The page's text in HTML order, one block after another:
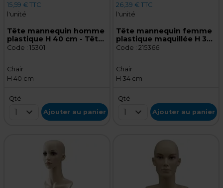
15,59 € TTC
l'unité
Tête mannequin homme
plastique H 40 cm - Tête
pour perruque, chapeau -
Code : 15301
Chair
H 40 cm
Qté
1 Ajouter au panier
26,39 € TTC
l'unité
Tête mannequin femme
plastique maquillée H 34
cm - Tête pour perruque,
Code : 215366
Chair
H 34 cm
Qté
1 Ajouter au panier